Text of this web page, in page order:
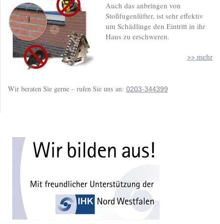
Auch das anbringen von
Stoßfugenlüfter, ist sehr effektiv
um Schädlinge den Eintritt in ihr
Haus zu erschweren.
>> mehr
Wir beraten Sie gerne – rufen Sie uns an: 0203-344399